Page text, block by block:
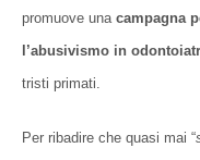
promuove una campagna
l’abusivismo in
tristi primati.
Per ribadire che quasi mai “